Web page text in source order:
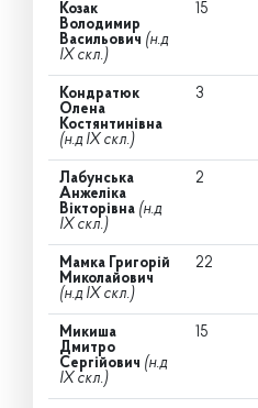
Козак
Володимир
Васильович (н.д
IX скл.)
15
Кондратюк
Олена
Костянтинівна
(н.д IX скл.)
3
Лабунська
Анжеліка
Вікторівна (н.д
IX скл.)
2
Мамка Григорій
Миколайович
(н.д IX скл.)
22
Микиша
Дмитро
Сергійович (н.д
IX скл.)
15